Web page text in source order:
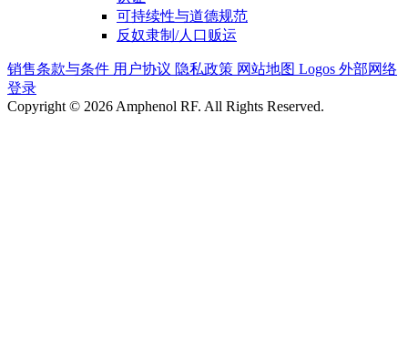
可持续性与道德规范
反奴隶制/人口贩运
销售条款与条件 用户协议 隐私政策 网站地图 Logos 外部网络
登录
Copyright © 2026 Amphenol RF. All Rights Reserved.